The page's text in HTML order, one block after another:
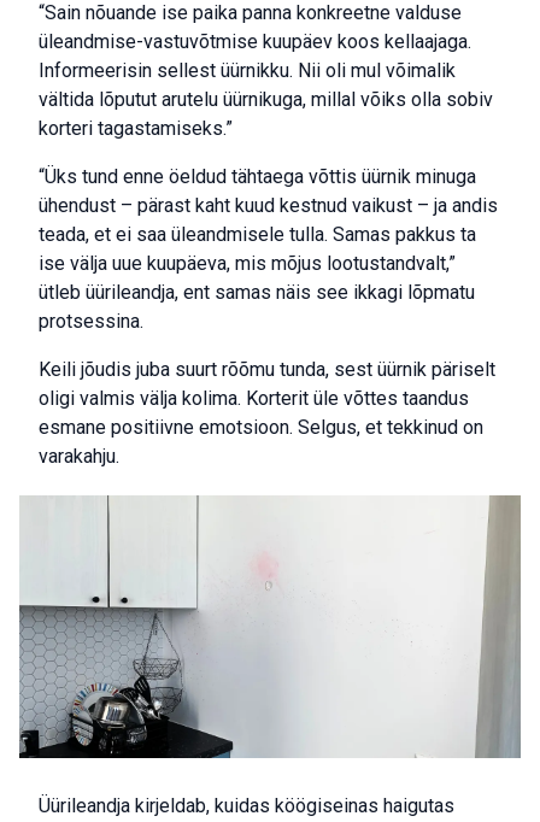
“Sain nõuande ise paika panna konkreetne valduse
üleandmise-vastuvõtmise kuupäev koos kellaajaga.
Informeerisin sellest üürnikku. Nii oli mul võimalik
vältida lõputut arutelu üürnikuga, millal võiks olla sobiv
korteri tagastamiseks.”
“Üks tund enne öeldud tähtaega võttis üürnik minuga
ühendust – pärast kaht kuud kestnud vaikust – ja andis
teada, et ei saa üleandmisele tulla. Samas pakkus ta
ise välja uue kuupäeva, mis mõjus lootustandvalt,”
ütleb üürileandja, ent samas näis see ikkagi lõpmatu
protsessina.
Keili jõudis juba suurt rõõmu tunda, sest üürnik päriselt
oligi valmis välja kolima. Korterit üle võttes taandus
esmane positiivne emotsioon. Selgus, et tekkinud on
varakahju.
Üürileandja kirjeldab, kuidas köögiseinas haigutas